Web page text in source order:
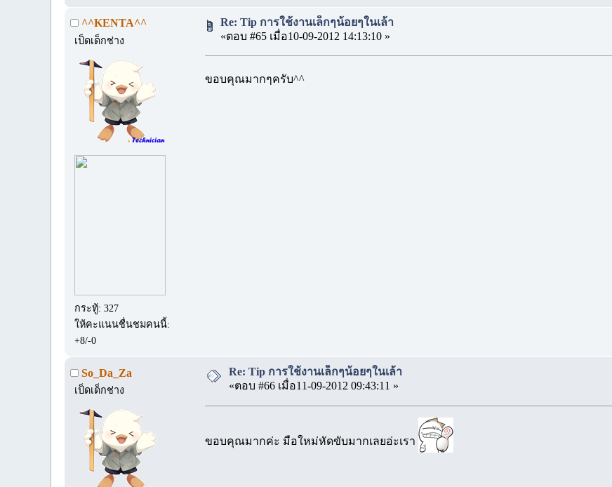
^^KENTA^^
เป็ดเด็กช่าง
กระทู้: 327
ให้คะแนนชื่นชมคนนี้:
+8/-0
Re: Tip การใช้งานเล็กๆน้อยๆในเล้า
«ตอบ #65 เมื่อ10-09-2012 14:13:10 »
ขอบคุณมากๆครับ^^
So_Da_Za
เป็ดเด็กช่าง
Re: Tip การใช้งานเล็กๆน้อยๆในเล้า
«ตอบ #66 เมื่อ11-09-2012 09:43:11 »
ขอบคุณมากค่ะ มือใหม่หัดขับมากเลยอ่ะเรา